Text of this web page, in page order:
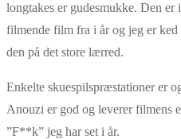
longtakes er gudesmukke. Den er
filmende film fra i år og jeg er
den på det store lærred.
Enkelte skuespilspræstationer er
Anouzi er god og leverer filmens
”F**k” jeg har set i år.